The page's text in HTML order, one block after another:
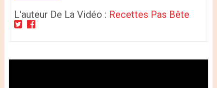
L'auteur De La Vidéo : Recettes Pas Bête